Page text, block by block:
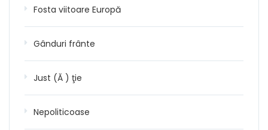
Fosta viitoare Europă
Gânduri frânte
Just (Ă ) ţie
Nepoliticoase